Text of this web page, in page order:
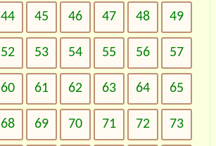
44 45 46 47 48 49
52 53 54 55 56 57
60 61 62 63 64 65
68 69 70 71 72 73